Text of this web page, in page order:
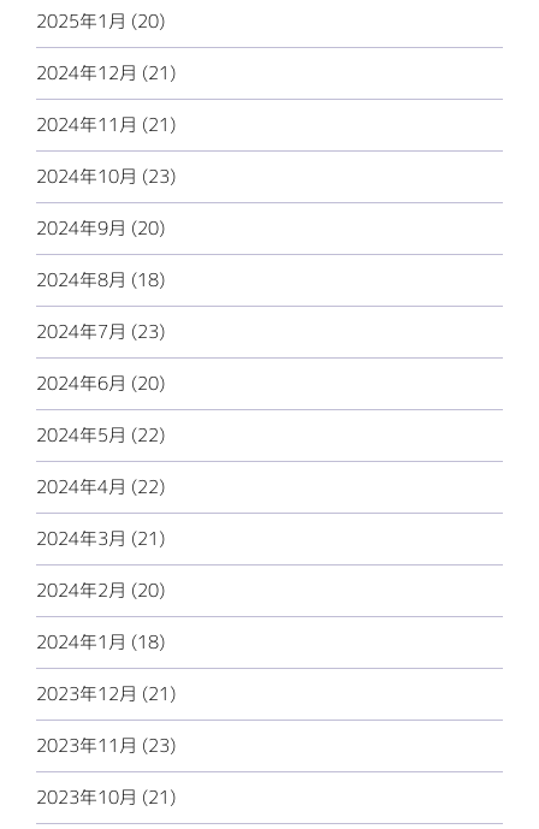
2025年1月 (20)
2024年12月 (21)
2024年11月 (21)
2024年10月 (23)
2024年9月 (20)
2024年8月 (18)
2024年7月 (23)
2024年6月 (20)
2024年5月 (22)
2024年4月 (22)
2024年3月 (21)
2024年2月 (20)
2024年1月 (18)
2023年12月 (21)
2023年11月 (23)
2023年10月 (21)